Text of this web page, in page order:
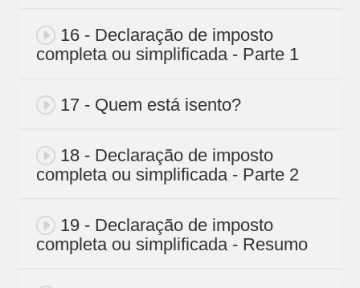
16 - Declaração de imposto
completa ou simplificada - Parte 1
17 - Quem está isento?
18 - Declaração de imposto
completa ou simplificada - Parte 2
19 - Declaração de imposto
completa ou simplificada - Resumo